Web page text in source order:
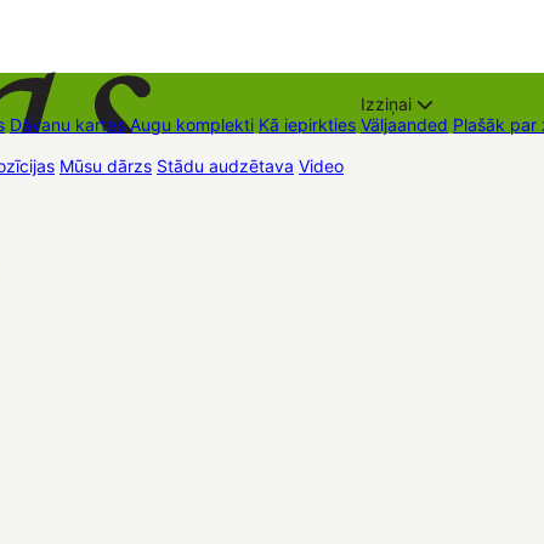
Dāvanu kartes Augu komplekti Kā iepirkties
Izziņai
Väljaanded Plašāk par
Mūsu dārzs Stādu audzētava Video